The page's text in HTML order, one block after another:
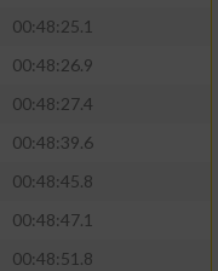
00:48:25.1
00:48:26.9
00:48:27.4
00:48:39.6
00:48:45.8
00:48:47.1
00:48:51.8